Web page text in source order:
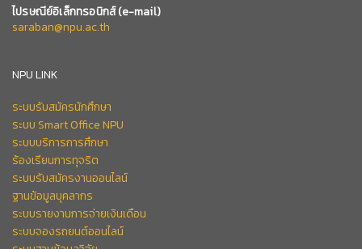
ไปรษณีย์อิเล็กทรอนิกส์(e-mail)
saraban@npu.ac.th
NPU LINK
ระบบรับสมัครนักศึกษา
ระบบ Smart Office NPU
ระบบบริการการศึกษา
ร้องเรียนการทุจริต
ระบบรับสมัครงานออนไลน์
ฐานข้อมูลบุคลากร
ระบบรายงานการจ่ายเงินเดือน
ระบบจองรถยนต์ออนไลน์